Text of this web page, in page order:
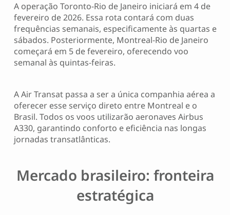
A operação Toronto-Rio de Janeiro iniciará em 4 de
fevereiro de 2026. Essa rota contará com duas
frequências semanais, especificamente às quartas e
sábados. Posteriormente, Montreal-Rio de Janeiro
começará em 5 de fevereiro, oferecendo voo
semanal às quintas-feiras.
A Air Transat passa a ser a única companhia aérea a
oferecer esse serviço direto entre Montreal e o
Brasil. Todos os voos utilizarão aeronaves Airbus
A330, garantindo conforto e eficiência nas longas
jornadas transatlânticas.
Mercado brasileiro: fronteira
estratégica